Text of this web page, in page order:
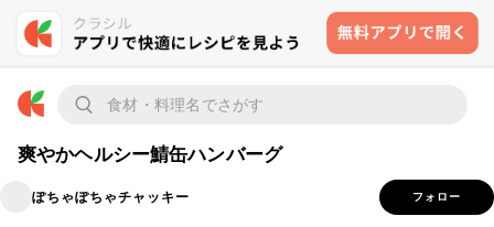
爽やかヘルシー鯖缶ハンバーグ
ぽちゃぽちゃチャッキー フォロー